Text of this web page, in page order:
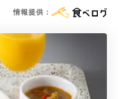
。スカイ
のんびり
+3
示しています。
情報提供：